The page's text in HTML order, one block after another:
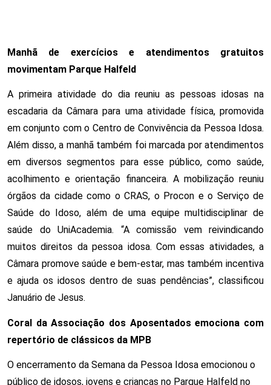
Manhã de exercícios e atendimentos gratuitos
movimentam Parque Halfeld
A primeira atividade do dia reuniu as pessoas idosas na
escadaria da Câmara para uma atividade física, promovida
em conjunto com o Centro de Convivência da Pessoa Idosa.
Além disso, a manhã também foi marcada por atendimentos
em diversos segmentos para esse público, como saúde,
acolhimento e orientação financeira. A mobilização reuniu
órgãos da cidade como o CRAS, o Procon e o Serviço de
Saúde do Idoso, além de uma equipe multidisciplinar de
saúde do UniAcademia. “A comissão vem reivindicando
muitos direitos da pessoa idosa. Com essas atividades, a
Câmara promove saúde e bem-estar, mas também incentiva
e ajuda os idosos dentro de suas pendências”, classificou
Januário de Jesus.
Coral da Associação dos Aposentados emociona com
repertório de clássicos da MPB
O encerramento da Semana da Pessoa Idosa emocionou o
público de idosos, jovens e crianças no Parque Halfeld no